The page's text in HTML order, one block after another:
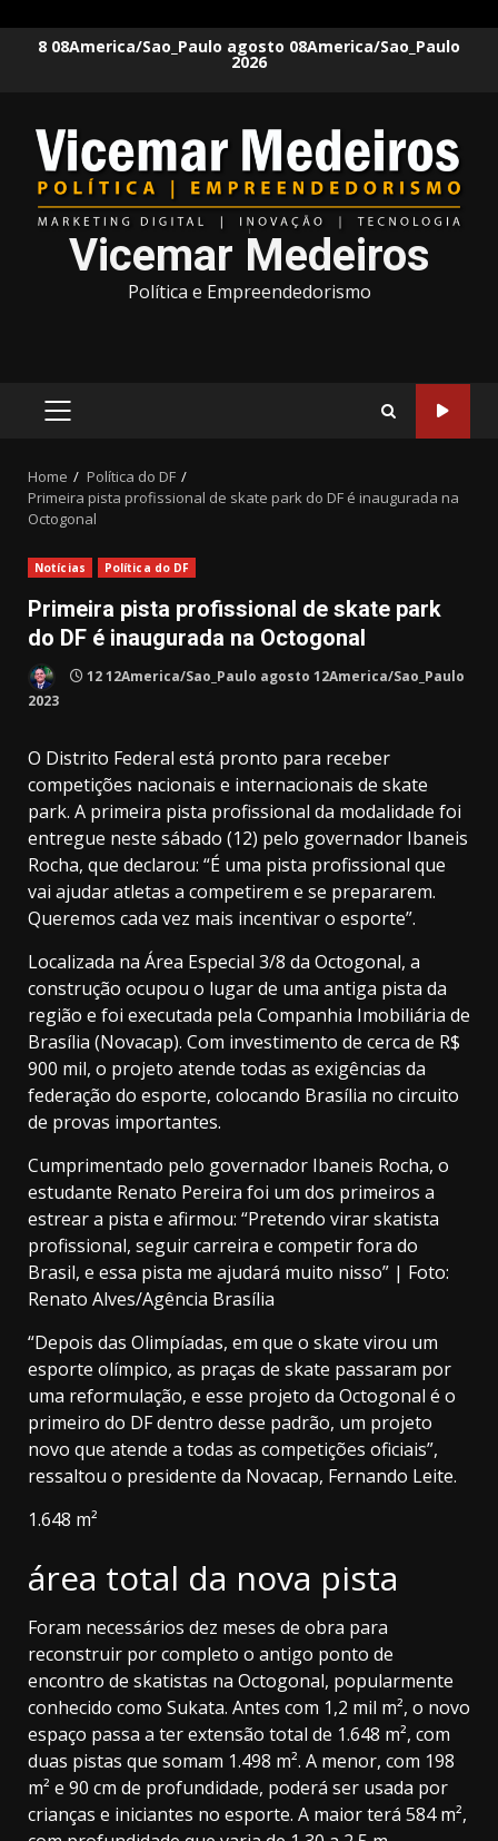
8 08America/Sao_Paulo agosto 08America/Sao_Paulo
2026
Vicemar Medeiros
Política e Empreendedorismo
PRIMARY
Home
Política do DF
Primeira pista profissional de skate park do DF é inaugurada na
Octogonal
Notícias Política do DF
Primeira pista profissional de skate park
do DF é inaugurada na Octogonal
12 12America/Sao_Paulo agosto 12America/Sao_Paulo
2023
O Distrito Federal está pronto para receber
competições nacionais e internacionais de skate
park. A primeira pista profissional da modalidade foi
entregue neste sábado (12) pelo governador Ibaneis
Rocha, que declarou: “É uma pista profissional que
vai ajudar atletas a competirem e se prepararem.
Queremos cada vez mais incentivar o esporte”.
Localizada na Área Especial 3/8 da Octogonal, a
construção ocupou o lugar de uma antiga pista da
região e foi executada pela Companhia Imobiliária de
Brasília (Novacap). Com investimento de cerca de R$
900 mil, o projeto atende todas as exigências da
federação do esporte, colocando Brasília no circuito
de provas importantes.
Cumprimentado pelo governador Ibaneis Rocha, o
estudante Renato Pereira foi um dos primeiros a
estrear a pista e afirmou: “Pretendo virar skatista
profissional, seguir carreira e competir fora do
Brasil, e essa pista me ajudará muito nisso” | Foto:
Renato Alves/Agência Brasília
“Depois das Olimpíadas, em que o skate virou um
esporte olímpico, as praças de skate passaram por
uma reformulação, e esse projeto da Octogonal é o
primeiro do DF dentro desse padrão, um projeto
novo que atende a todas as competições oficiais”,
ressaltou o presidente da Novacap, Fernando Leite.
1.648 m²
área total da nova pista
Foram necessários dez meses de obra para
reconstruir por completo o antigo ponto de
encontro de skatistas na Octogonal, popularmente
conhecido como Sukata. Antes com 1,2 mil m², o novo
espaço passa a ter extensão total de 1.648 m², com
duas pistas que somam 1.498 m². A menor, com 198
m² e 90 cm de profundidade, poderá ser usada por
crianças e iniciantes no esporte. A maior terá 584 m²,